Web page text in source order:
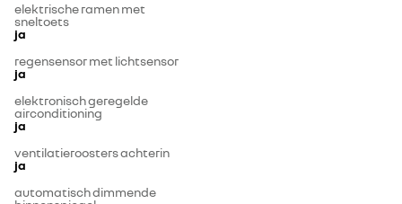
elektrische ramen met
sneltoets
ja
regensensor met lichtsensor
ja
elektronisch geregelde
airconditioning
ja
ventilatieroosters achterin
ja
automatisch dimmende